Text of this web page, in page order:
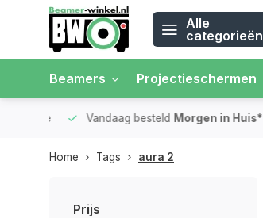
Alle
categorieën
Beamers Projectieschermen
Vandaag besteldMorgen in Huis*
Home Tags aura 2
Prijs